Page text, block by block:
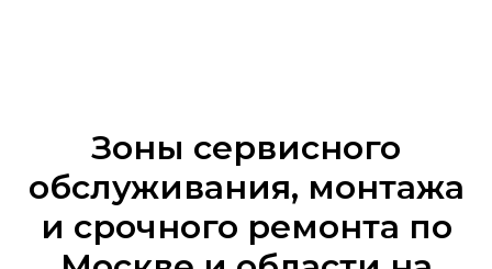
Зоны сервисного
обслуживания, монтажа
и срочного ремонта по